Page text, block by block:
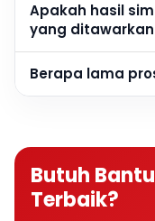
Apakah hasil
yang
Berapa lama
Butuh
Terbaik?